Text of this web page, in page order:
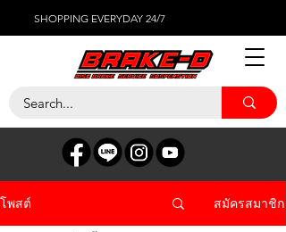
SHOPPING EVERYDAY 24/7
โพสต์ สมัครสมาชิก